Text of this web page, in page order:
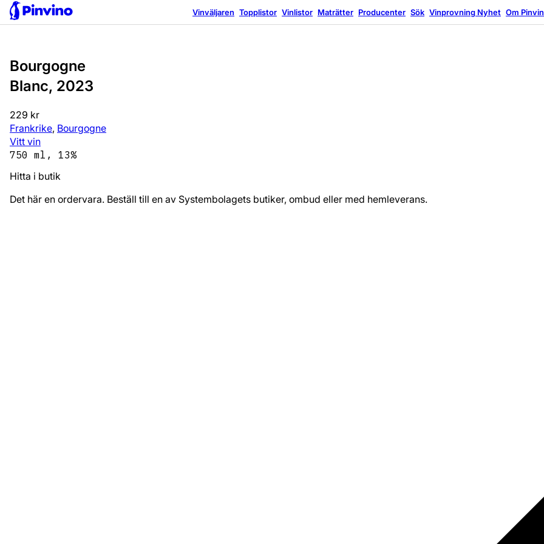
Vinväljaren Topplistor Vinlistor Maträtter Producenter Sök Vinprovning Nyhet Om
Bourgogne
Blanc, 2023
229 kr
Frankrike, Bourgogne
Vitt vin
750 ml, 13%
Hitta i butik
Det här en ordervara. Beställ till en av Systembolagets butiker, ombud eller med hemleverans.